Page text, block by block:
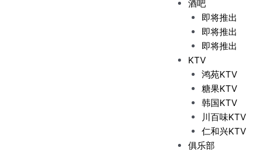
酒吧
即将推出
即将推出
即将推出
KTV
鸿苑KTV
糖果KTV
韩国KTV
川百味KTV
仁和兴KTV
俱乐部
M